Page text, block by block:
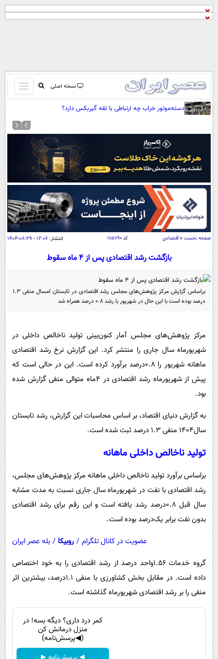
نسخه اصلی
باز
و
کردن
صفحه اول
آرشیو
نظرسنجی
آب و هوا
اوقات شرعی
سواد زندگی
اقتصاد
اقتصادی
جامعه
حوادث
سلامت
سفر و تفریح
بین الملل
سیاست خارجی
فرهنگ و هنر
فناوری و It
علمی
قرآن
گوناگون
سرگرمی
فیلم
گوناگون
حوادث
بین الملل
سیاست خارجی
داستان کوتاه
روانشناسی
آشپزی
دانلود
دسته‌موتور خراب چه ارتباطی با تقه گیربکس دارد؟
صفحه نخست » اقتصادی کد ۱۱۱۵۷۹۰ انتشار: ۱۲:۰۶ - ۲۹-۰۸-۱۴۰۴
بازگشت رشد اقتصادی پس از ۴ ماه سقوط
براساس گزارش مرکز پژوهش‌های مجلس رشد اقتصادی در تابستان امسال منفی ۱.۳
درصد بوده است با این حال در شهریور با رشد ۰.۸ درصد همراه شد
مرکز پژوهش‌های مجلس آمار کنون‌بینی تولید ناخالص داخلی در
شهریورماه سال جاری را منتشر کرد. این گزارش نرخ رشد اقتصادی
ماهانه شهریور را ۰.۸درصد برآورد کرده است. این در حالی است که
پیش از شهریورماه رشد اقتصادی در ۴ماه متوالی منفی گزارش شده
بود.
به گزارش دنیای اقتصاد، بر اساس محاسبات این گزارش، رشد تابستان
سال۱۴۰۴ منفی ۱.۳ درصد ثبت شده است.
تولید ناخالص داخلی ماهانه
براساس برآورد تولید ناخالص داخلی ماهانه مرکز پژوهش‌های مجلس،
رشد اقتصادی با نفت در شهریورماه سال جاری نسبت به مدت مشابه
سال قبل ۰.۸درصد رشد یافته است و این رقم برای رشد اقتصادی
بدون نفت برابر یک‌درصد بوده است.
عضویت در کانال تلگرام / روبیکا / بله عصر ایران
گروه خدمات ۱.۵۶واحد درصد از رشد اقتصادی را به خود اختصاص
داده است. در مقابل بخش کشاورزی با منفی ۱.۱درصد، بیشترین اثر
منفی را بر رشد اقتصادی شهریورماه گذاشته است.
کمر درد داری؟ دیگه بسه! در
منزل درمانش کن
(◀پرسش‌نامه)